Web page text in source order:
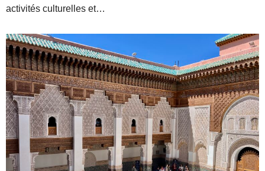
activités culturelles et…